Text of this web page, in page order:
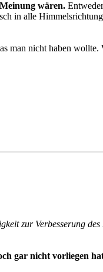
wären.
in alle
nicht haben wollte.
zur Verbesserung
gar nicht vorliegen